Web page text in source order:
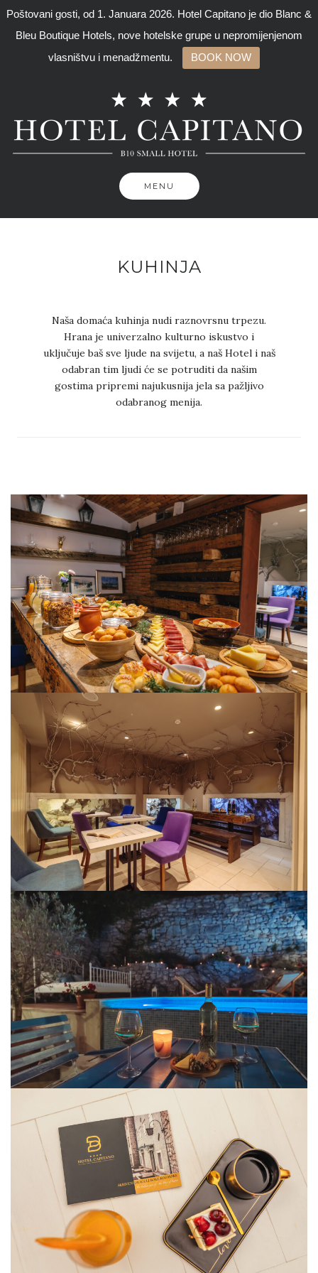
Poštovani gosti, od 1. Januara 2026. Hotel Capitano je dio Blanc &
Bleu Boutique Hotels, nove hotelske grupe u nepromijenjenom
vlasništvu i menadžmentu.
BOOK NOW
MENU
KUHINJA
Naša domaća kuhinja nudi raznovrsnu trpezu.
Hrana je univerzalno kulturno iskustvo i
uključuje baš sve ljude na svijetu, a naš Hotel i naš
odabran tim ljudi će se potruditi da našim
gostima pripremi najukusnija jela sa pažljivo
odabranog menija.